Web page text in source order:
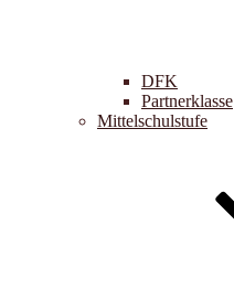
DFK
Partnerklasse
Mittelschulstufe